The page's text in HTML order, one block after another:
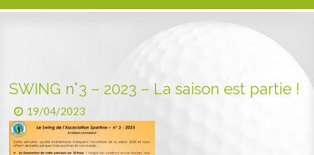
SWING n°3 – 2023 – La saison est partie !
19/04/2023